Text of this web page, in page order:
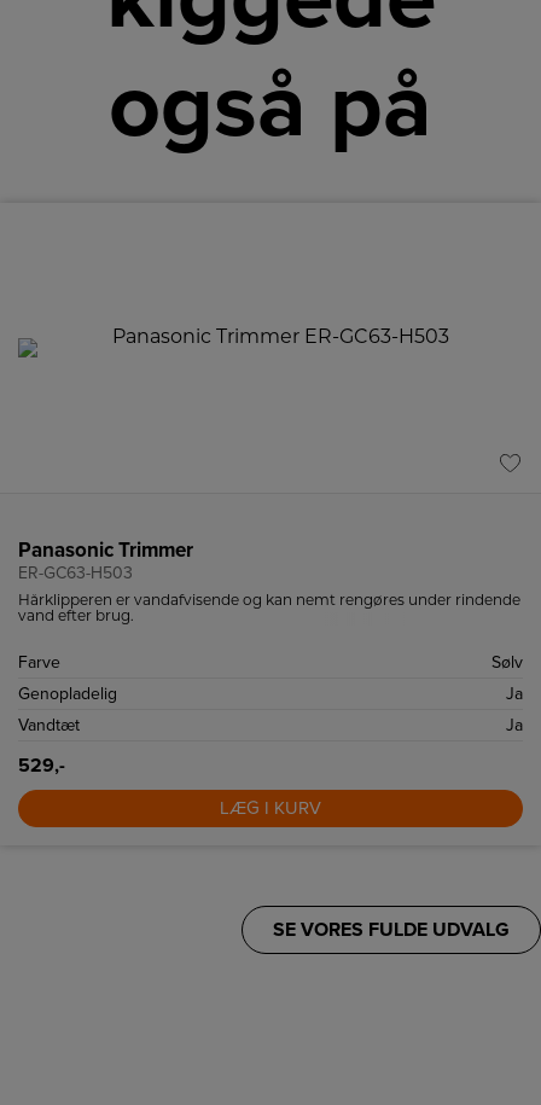
også på
Panasonic Trimmer
ER-GC63-H503
Hårklipperen er vandafvisende og kan nemt rengøres under rindende
vand efter brug.
Farve
Sølv
Genopladelig
Ja
Vandtæt
Ja
529,-
LÆG I KURV
SE VORES FULDE UDVALG